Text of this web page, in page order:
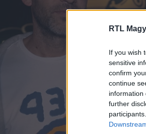
RTL
If you wish
sensitive
confirm
continue
information
further